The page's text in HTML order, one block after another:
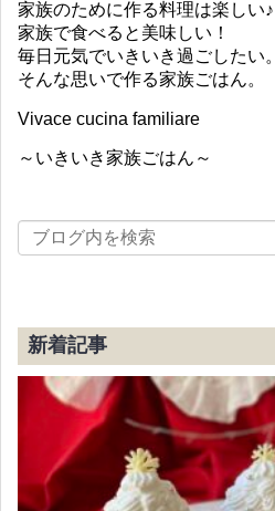
家族のために作る料理は楽しい♪
家族で食べると美味しい！
毎日元気でいきいき過ごしたい。
そんな思いで作る家族ごはん。
Vivace cucina familiare
～いきいき家族ごはん～
新着記事